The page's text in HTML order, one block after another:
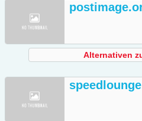
Alternativen